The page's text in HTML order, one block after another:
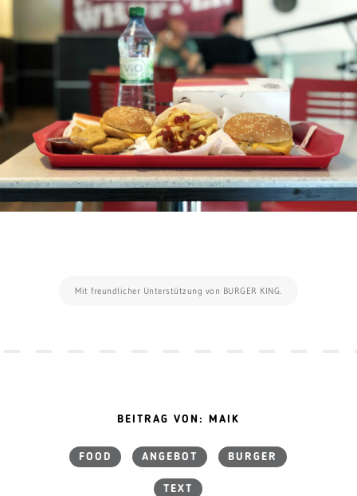
Mit freundlicher Unterstützung von BURGER KING.
BEITRAG VON: MAIK
FOOD ANGEBOT BURGER
TEXT